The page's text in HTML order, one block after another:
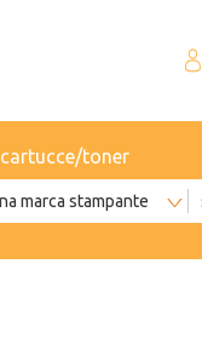
toner